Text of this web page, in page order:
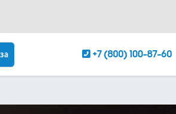
+7 (800) 100-87-60